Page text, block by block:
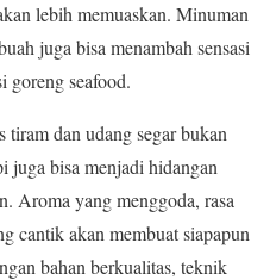
lebih memuaskan. Minuman
juga bisa menambah sensasi
goreng seafood.
tiram dan udang segar bukan
juga bisa menjadi hidangan
Aroma yang menggoda, rasa
cantik akan membuat siapapun
bahan berkualitas, teknik